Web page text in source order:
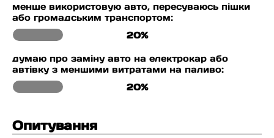
менше використовую авто, пересуваюсь пішки
або громадським транспортом:
20%
думаю про заміну авто на електрокар або
автівку з меншими витратами на паливо:
20%
Опитування